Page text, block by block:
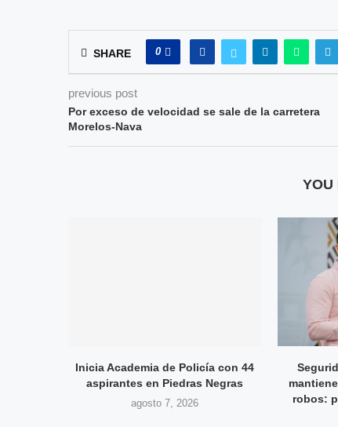
SHARE 0
previous post
Por exceso de velocidad se sale de la carretera
Morelos-Nava
YOU
Inicia Academia de Policía con 44
aspirantes en Piedras Negras
agosto 7, 2026
robos: